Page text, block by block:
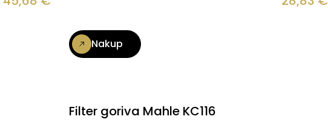
Nakup
Filter goriva Mahle KC116